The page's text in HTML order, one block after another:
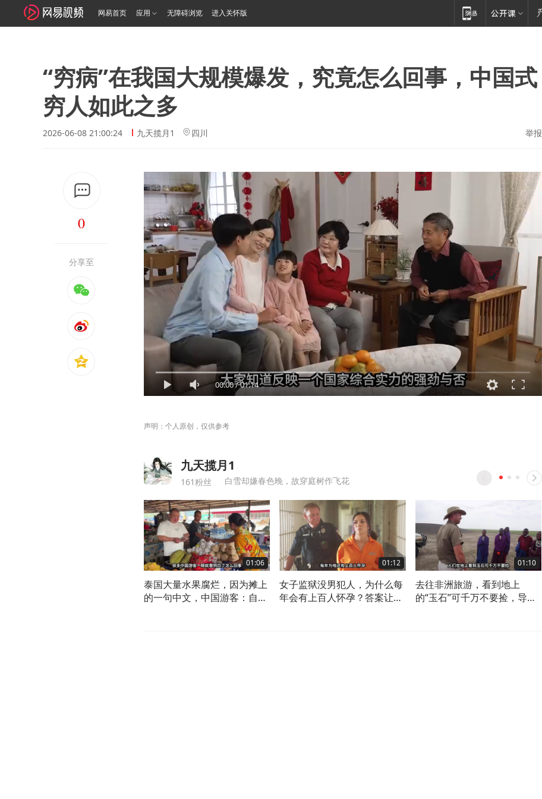
网易首页 应用 无障碍浏览 进入关怀版
“穷病”在我国大规模爆发，究竟怎么回事，中国式
穷人如此之多
2026-06-08 21:00:24 九天揽月1 四川 举报
0
分享至
00:00/01:14
声明：个人原创，仅供参考
九天揽月1
161粉丝 白雪却嫌春色晚，故穿庭树作飞花
01:06
泰国大量水果腐烂，因为摊上
的一句中文，中国游客：自己
01:12
女子监狱没男犯人，为什么每
年会有上百人怀孕？答案让人
01:10
去往非洲旅游，看到地上
的“玉石”可千万不要捡，导